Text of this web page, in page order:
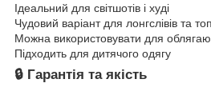
Ідеальний для світшотів і худі
Чудовий варіант для лонгслівів та
Можна використовувати для
Підходить для дитячого одягу
🔒 Гарантія та якість